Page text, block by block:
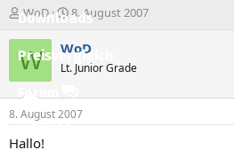
Downloads
Preisvergleich
Forum
Aktuelles
E
r
s
t
l
e
r
WoD
E
r
s
e
l
t
8. August 2007
W WoD
Lt. Junior Grade
8. August 2007
Hallo!